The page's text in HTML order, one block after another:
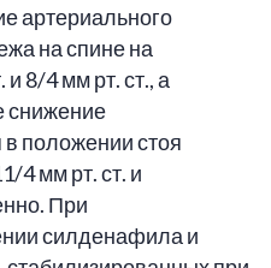
артериального
на спине на
и 8/4 мм рт. ст., а
снижение
положении стоя
4 мм рт. ст. и
При
силденафила и